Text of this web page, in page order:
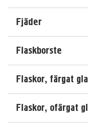
Fjäder
Flaskborste
Flaskor, färgat
Flaskor, ofärgat